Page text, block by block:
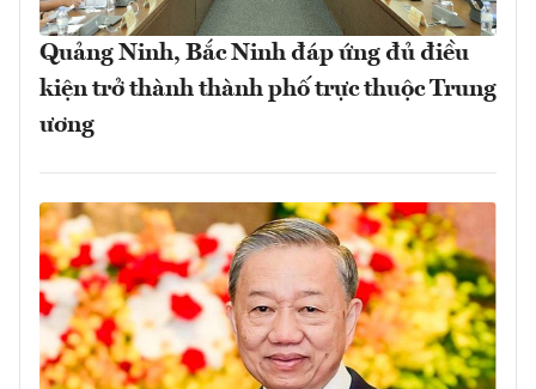
Quảng Ninh, Bắc Ninh đáp ứng đủ điều
kiện trở thành thành phố trực thuộc Trung
ương